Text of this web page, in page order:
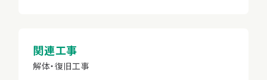
関連工事
解体・復旧工事